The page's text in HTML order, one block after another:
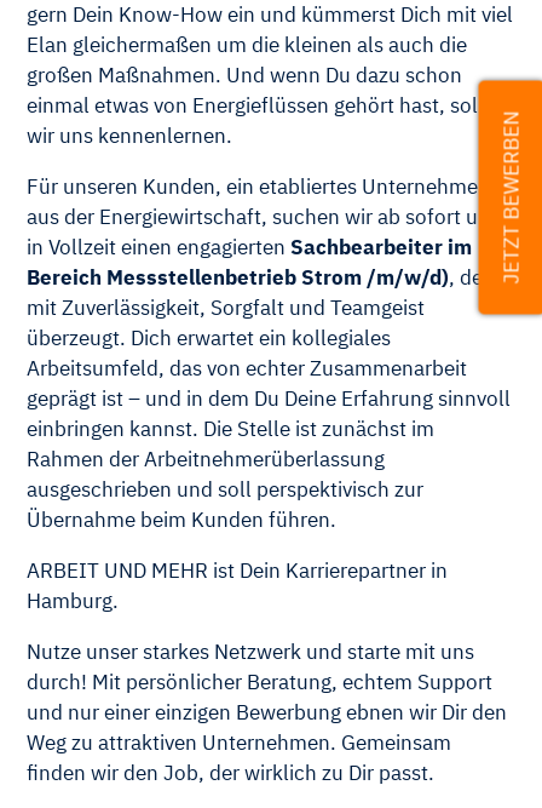
gern Dein Know-How ein und kümmerst Dich mit viel
Elan gleichermaßen um die kleinen als auch die
großen Maßnahmen. Und wenn Du dazu schon
einmal etwas von Energieflüssen gehört hast, sollten
wir uns kennenlernen.
Für unseren Kunden, ein etabliertes Unternehmen
aus der Energiewirtschaft, suchen wir ab sofort und
in Vollzeit einen engagiertenSachbearbeiter im
Bereich Messstellenbetrieb Strom /m/w/d), der
mit Zuverlässigkeit, Sorgfalt und Teamgeist
überzeugt. Dich erwartet ein kollegiales
Arbeitsumfeld, das von echter Zusammenarbeit
geprägt ist – und in dem Du Deine Erfahrung sinnvoll
einbringen kannst. Die Stelle ist zunächst im
Rahmen der Arbeitnehmerüberlassung
ausgeschrieben und soll perspektivisch zur
Übernahme beim Kunden führen.
ARBEIT UND MEHR ist Dein Karrierepartner in
Hamburg.
Nutze unser starkes Netzwerk und starte mit uns
durch! Mit persönlicher Beratung, echtem Support
und nur einer einzigen Bewerbung ebnen wir Dir den
Weg zu attraktiven Unternehmen. Gemeinsam
finden wir den Job, der wirklich zu Dir passt.
JETZT BEWERBEN